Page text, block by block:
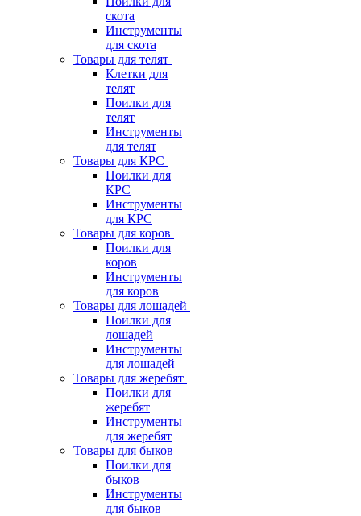
скота
Инструменты
для скота
Товары для телят
Клетки для
телят
Поилки для
телят
Инструменты
для телят
Товары для КРС
Поилки для
КРС
Инструменты
для КРС
Товары для коров
Поилки для
коров
Инструменты
для коров
Товары для лошадей
Поилки для
лошадей
Инструменты
для лошадей
Товары для жеребят
Поилки для
жеребят
Инструменты
для жеребят
Товары для быков
Поилки для
быков
Инструменты
для быков